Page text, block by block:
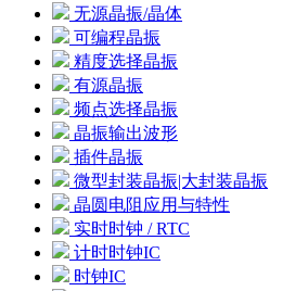
无源晶振/晶体
可编程晶振
精度选择晶振
有源晶振
频点选择晶振
晶振输出波形
插件晶振
微型封装晶振|大封装晶振
晶圆电阻应用与特性
实时时钟 / RTC
计时时钟IC
时钟IC